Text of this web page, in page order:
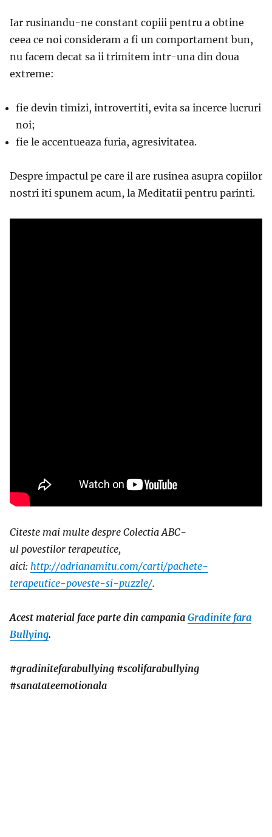
Iar rusinandu-ne constant copiii pentru a obtine
ceea ce noi consideram a fi un comportament bun,
nu facem decat sa ii trimitem intr-una din doua
extreme:
fie devin timizi, introvertiti, evita sa incerce lucruri
noi;
fie le accentueaza furia, agresivitatea.
Despre impactul pe care il are rusinea asupra copiilor
nostri iti spunem acum, la Meditatii pentru parinti.
Citeste mai multe despre Colectia ABC-
ul povestilor terapeutice,
aici: http://adrianamitu.com/carti/pachete-
terapeutice-poveste-si-puzzle/.
Acest material face parte din campania Gradinite fara
Bullying.
#gradinitefarabullying #scolifarabullying
#sanatateemotionala